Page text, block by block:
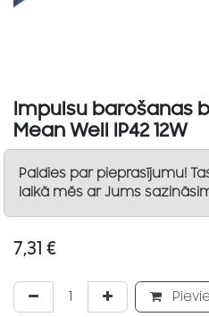
Impulsu barošanas
Mean Well IP42 12W
Paldies par pieprasījumu!
laikā mēs ar Jums
7,31 €